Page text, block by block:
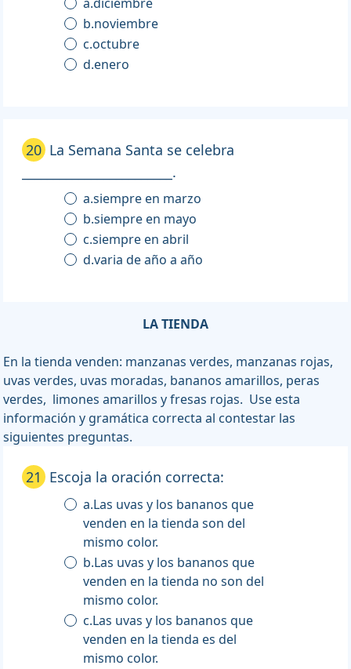
b.noviembre
c.octubre
d.enero
20 La Semana Santa se celebra
________________________.
a.siempre en marzo
b.siempre en mayo
c.siempre en abril
d.varia de año a año
LA TIENDA
En la tienda venden: manzanas verdes, manzanas rojas,
uvas verdes, uvas moradas, bananos amarillos, peras
verdes, limones amarillos y fresas rojas. Use esta
información y gramática correcta al contestar las
siguientes preguntas.
21 Escoja la oración correcta:
a.Las uvas y los bananos que
venden en la tienda son del
mismo color.
b.Las uvas y los bananos que
venden en la tienda no son del
mismo color.
c.Las uvas y los bananos que
venden en la tienda es del
mismo color.